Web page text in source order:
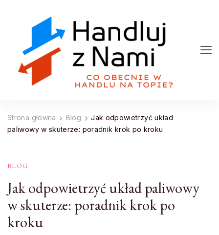
Strona główna Blog
Jak odpowietrzyć układ
paliwowy w skuterze: poradnik krok po kroku
BLOG
Jak odpowietrzyć układ paliwowy
w skuterze: poradnik krok po
kroku